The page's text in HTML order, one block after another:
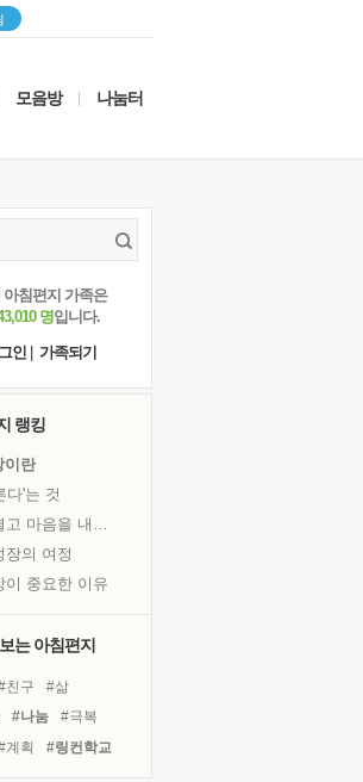
모음방 나눔터
아침편지 가족은
명입니다.
인
가족되기
랭킹
이란
다'는 것
귀를 열고 마음을 내어주고
장의 여정
이 중요한 이유
는 아침편지
친구
#삶
#나눔
#극복
계획
#링컨학교